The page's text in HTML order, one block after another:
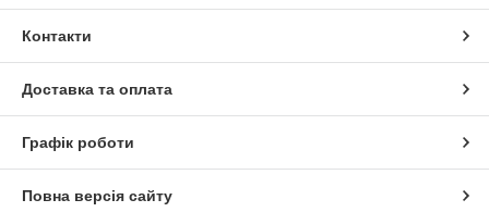
Контакти
Доставка та оплата
Графік роботи
Повна версія сайту